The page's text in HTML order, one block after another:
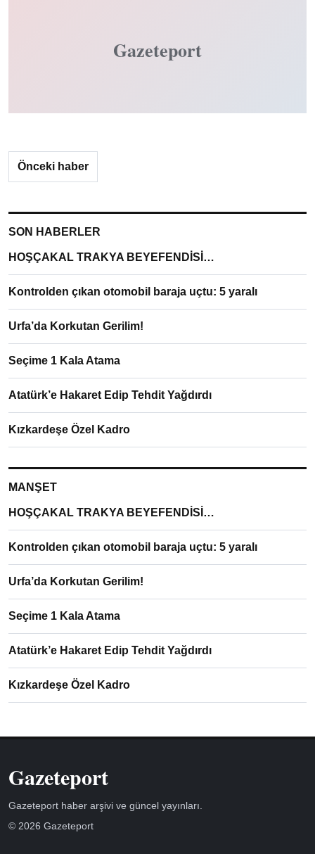
Gazeteport
Önceki haber
SON HABERLER
HOŞÇAKAL TRAKYA BEYEFENDİSİ…
Kontrolden çıkan otomobil baraja uçtu: 5 yaralı
Urfa’da Korkutan Gerilim!
Seçime 1 Kala Atama
Atatürk’e Hakaret Edip Tehdit Yağdırdı
Kızkardeşe Özel Kadro
MANŞET
HOŞÇAKAL TRAKYA BEYEFENDİSİ…
Kontrolden çıkan otomobil baraja uçtu: 5 yaralı
Urfa’da Korkutan Gerilim!
Seçime 1 Kala Atama
Atatürk’e Hakaret Edip Tehdit Yağdırdı
Kızkardeşe Özel Kadro
Gazeteport
Gazeteport haber arşivi ve güncel yayınları.
© 2026 Gazeteport